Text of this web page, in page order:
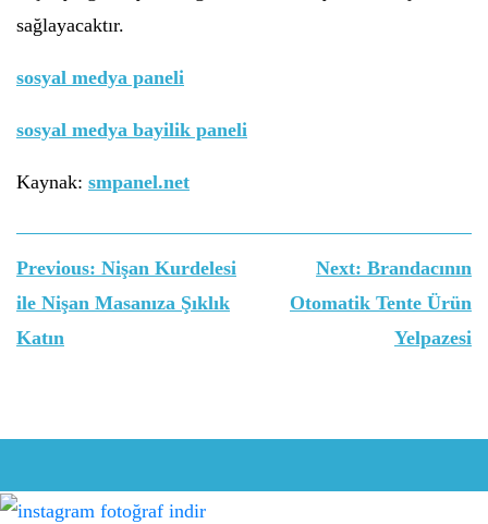
sağlayacaktır.
sosyal medya paneli
sosyal medya bayilik paneli
Kaynak: smpanel.net
Yazı
gezinmesi
Previous: Nişan Kurdelesi
ile Nişan Masanıza Şıklık
Katın
Next: Brandacının
Otomatik Tente Ürün
Yelpazesi